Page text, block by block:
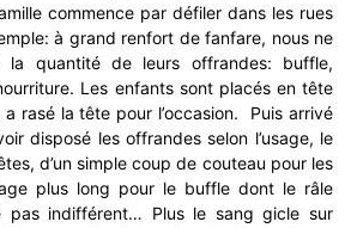
commence par défiler dans les rues
à grand renfort de fanfare, nous ne
la quantité de leurs offrandes: buffle,
Les enfants sont placés en tête
rasé la tête pour l’occasion. Puis arrivé
disposé les offrandes selon l’usage, le
d’un simple coup de couteau pour les
plus long pour le buffle dont le râle
pas indifférent… Plus le sang gicle sur